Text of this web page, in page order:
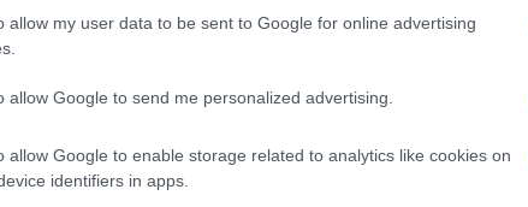
allow my user data to be sent to Google for online advertising
allow Google to send me personalized advertising.
allow Google to enable storage related to analytics like cookies on
identifiers in apps.
propri nipoti. I dati ci raccontano una storia
a eventi culturali insieme tendono a sviluppare
Questo fenomeno è cruciale per il